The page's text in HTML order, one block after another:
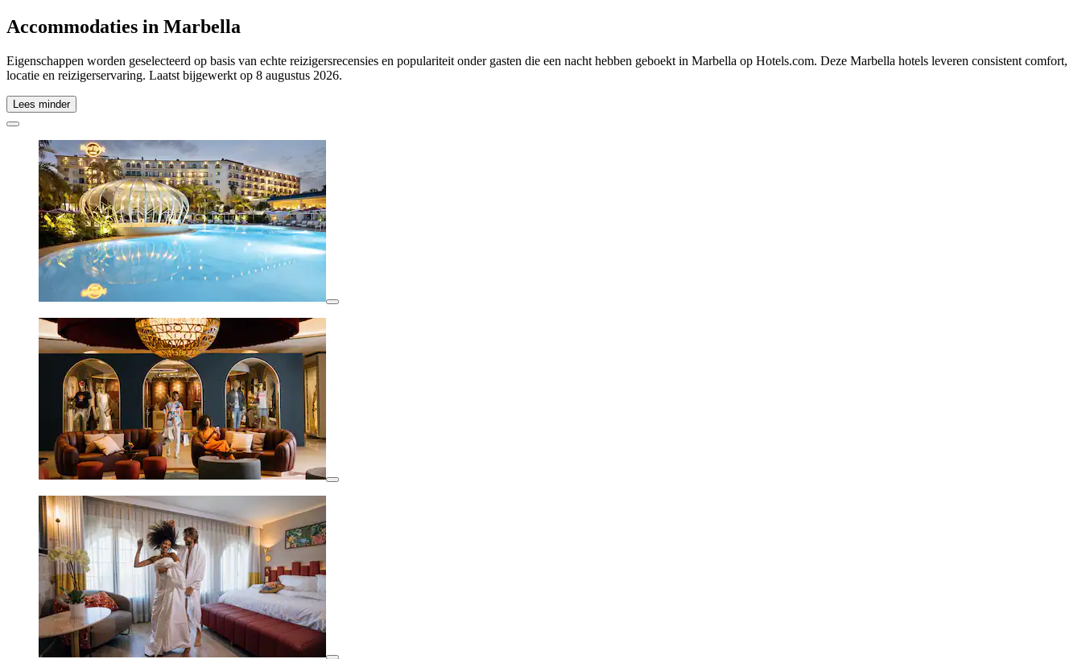
Accommodaties in Marbella
Eigenschappen worden geselecteerd op basis van echte reizigersrecensies en populariteit onder gasten die een nacht hebben geboekt in Marbella op Hotels.com. Deze Marbella hotels leveren consistent comfort,
locatie en reizigerservaring. Laatst bijgewerkt op 8 augustus 2026.
Lees minder